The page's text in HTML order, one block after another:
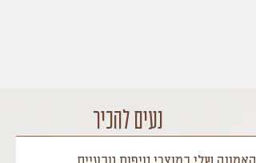
נעים להכיר